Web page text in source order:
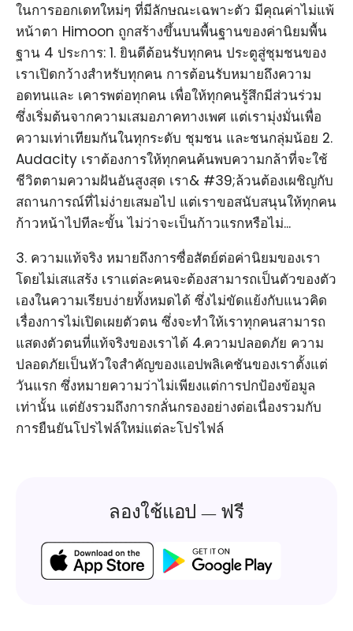
ในการออกเดทใหม่ๆ ที่มีลักษณะเฉพาะตัว มีคุณค่าไม่แพ้
หน้าตา Himoon ถูกสร้างขึ้นบนพื้นฐานของค่านิยมพื้น
ฐาน 4 ประการ: 1. ยินดีต้อนรับทุกคน ประตูสู่ชุมชนของ
เราเปิดกว้างสำหรับทุกคน การต้อนรับหมายถึงความ
อดทนและ เคารพต่อทุกคน เพื่อให้ทุกคนรู้สึกมีส่วนร่วม
ซึ่งเริ่มต้นจากความเสมอภาคทางเพศ แต่เรามุ่งมั่นเพื่อ
ความเท่าเทียมกันในทุกระดับ ชุมชน และชนกลุ่มน้อย 2.
Audacity เราต้องการให้ทุกคนค้นพบความกล้าที่จะใช้
ชีวิตตามความฝันอันสูงสุด เรา& #39;ล้วนต้องเผชิญกับ
สถานการณ์ที่ไม่ง่ายเสมอไป แต่เราขอสนับสนุนให้ทุกคน
ก้าวหน้าไปทีละขั้น ไม่ว่าจะเป็นก้าวแรกหรือไม่...
3. ความแท้จริง หมายถึงการซื่อสัตย์ต่อค่านิยมของเรา
โดยไม่เสแสร้ง เราแต่ละคนจะต้องสามารถเป็นตัวของตัว
เองในความเรียบง่ายทั้งหมดได้ ซึ่งไม่ขัดแย้งกับแนวคิด
เรื่องการไม่เปิดเผยตัวตน ซึ่งจะทำให้เราทุกคนสามารถ
แสดงตัวตนที่แท้จริงของเราได้ 4.ความปลอดภัย ความ
ปลอดภัยเป็นหัวใจสำคัญของแอปพลิเคชันของเราตั้งแต่
วันแรก ซึ่งหมายความว่าไม่เพียงแต่การปกป้องข้อมูล
เท่านั้น แต่ยังรวมถึงการกลั่นกรองอย่างต่อเนื่องรวมกับ
การยืนยันโปรไฟล์ใหม่แต่ละโปรไฟล์
ลองใช้แอป — ฟรี